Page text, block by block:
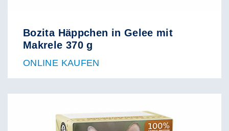
Bozita Häppchen in Gelee mit
Makrele 370 g
ONLINE KAUFEN